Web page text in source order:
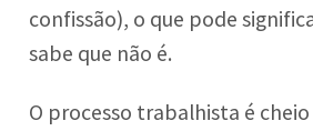
confissão), o que pode
sabe que não é.
O processo trabalhista é